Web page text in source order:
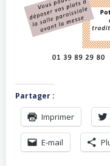
Partager :
Imprimer
E-mail